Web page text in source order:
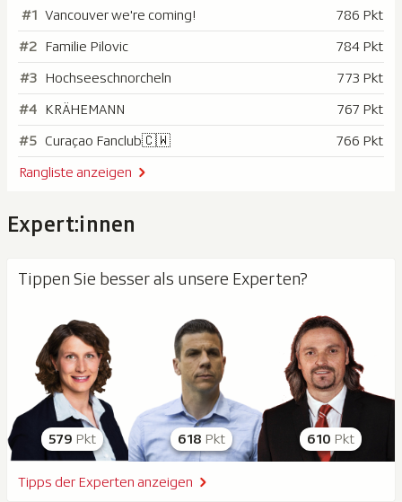
#1 Vancouver we're coming!
786 Pkt
#2 Familie Pilovic
784 Pkt
#3 Hochseeschnorcheln
773 Pkt
#4 KRÄHEMANN
767 Pkt
#5 Curaçao Fanclub🇨🇼
766 Pkt
Rangliste anzeigen
Expert:innen
579 Pkt 618 Pkt 610 Pkt
Tippen Sie besser als unsere Experten?
Tipps der Experten anzeigen